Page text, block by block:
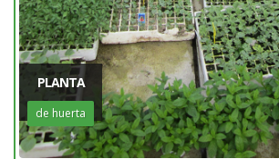
PLANTA
de huerta